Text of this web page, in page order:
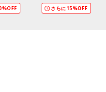
・-・-・-・-・-・-・-
って見える場合があります。また、
さらに15%OFF